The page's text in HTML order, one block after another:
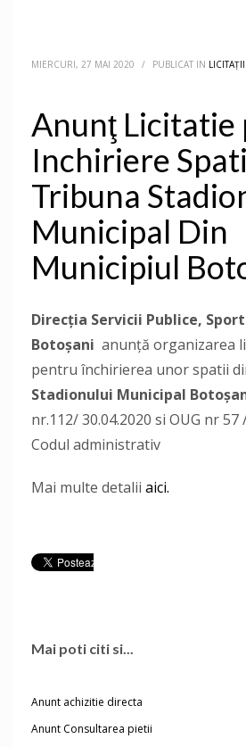
MIERCURI, 27 MAI 2020 / PUBLICAT IN LICITAȚII
Anunţ Licitatie
Inchiriere
Tribuna
Municipal Din
Municipiul
Direcţia Servicii Publice,
Botoşani anunţă organizarea
pentru închirierea unor spatii
Stadionului Municipal
nr.112/ 30.04.2020 si OUG nr
Codul administrativ
Mai multe detalii aici.
Mai poti citi si...
Anunt achizitie directa
Anunt Consultarea pietii